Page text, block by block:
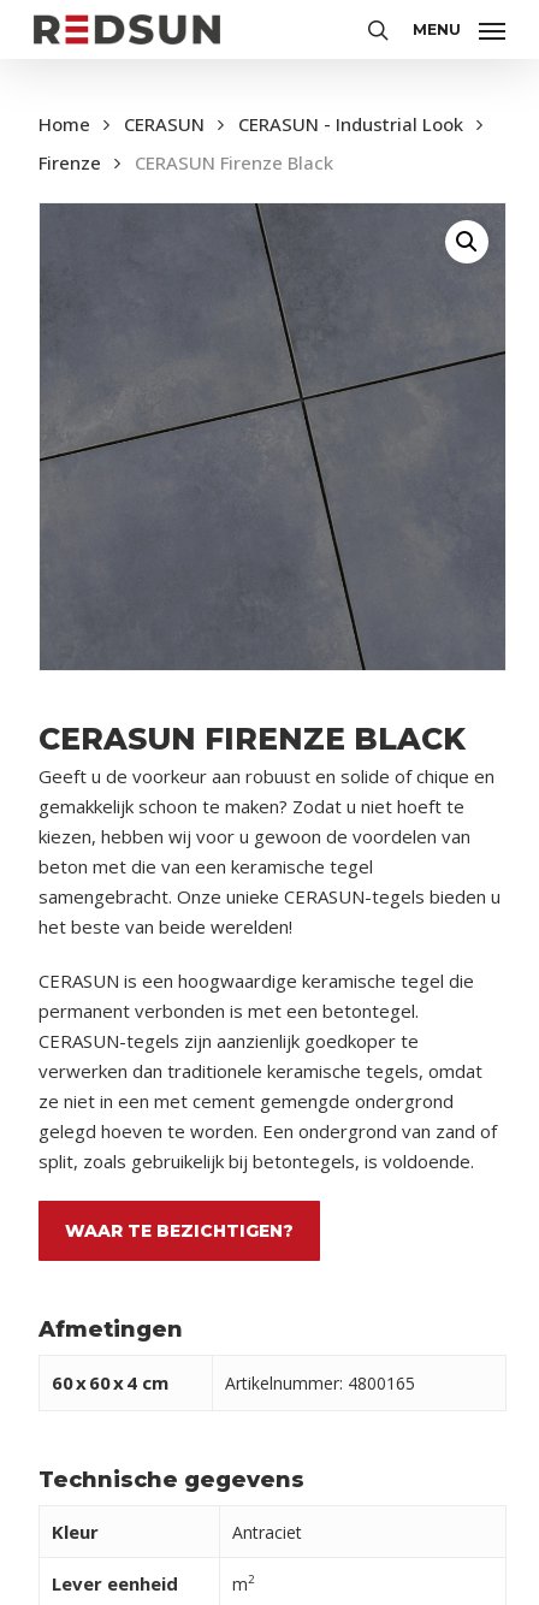
Skip
MENU
Home CERASUN
CERASUN - Industrial Look
Firenze
CERASUN Firenze Black
CERASUN FIRENZE BLACK
Geeft u de voorkeur aan robuust en solide of chique en
gemakkelijk schoon te maken? Zodat u niet hoeft te
kiezen, hebben wij voor u gewoon de voordelen van
beton met die van een keramische tegel
samengebracht. Onze unieke CERASUN-tegels bieden u
het beste van beide werelden!
CERASUN is een hoogwaardige keramische tegel die
permanent verbonden is met een betontegel.
CERASUN-tegels zijn aanzienlijk goedkoper te
verwerken dan traditionele keramische tegels, omdat
ze niet in een met cement gemengde ondergrond
gelegd hoeven te worden. Een ondergrond van zand of
split, zoals gebruikelijk bij betontegels, is voldoende.
WAAR TE BEZICHTIGEN?
Afmetingen
60x60x4 cm Artikelnummer: 4800165
Technische gegevens
Kleur Antraciet
Lever eenheid m2